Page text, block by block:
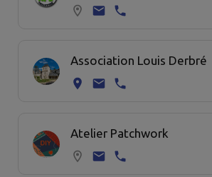
Association Louis Derbré
Atelier Patchwork